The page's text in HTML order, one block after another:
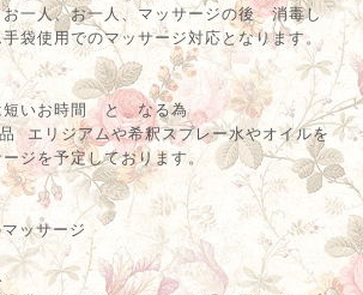
一人、お一人、マッサージの後 消毒し
袋使用でのマッサージ対応となります。
短いお時間 と なる為
エリジアムや希釈スプレー水やオイルを
ジを予定しております。
ッサージ